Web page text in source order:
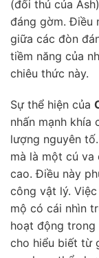
(đối thủ của
đáng gờm. Điều
giữa các đòn
tiềm năng của
chiêu thức này.
Sự thể hiện của
nhấn mạnh khía
lượng nguyên
mà là một cú
cao. Điều này
công vật lý.
mộ có cái nhìn
hoạt động trong
cho hiểu biết từ